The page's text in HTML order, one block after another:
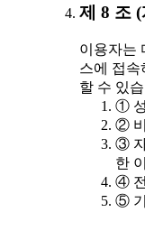
제 8 조
이용자는
스에 접속
할 수 있
① 성
②
③ 자
한
④ 전
⑤ 기